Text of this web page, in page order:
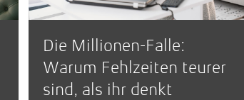
Die Millionen-Falle:
Warum Fehlzeiten teurer
sind, als ihr denkt